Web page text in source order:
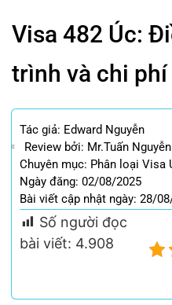
Visa 482 Úc:
trình và chi
Tác giả: Edward Nguyễn
Review bởi: Mr.Tuấn Nguyễn
Chuyên mục: Phân loại Visa
Ngày đăng: 02/08/2025
Bài viết cập nhật ngày: 28/
Số người đọc
bài viết: 4.908